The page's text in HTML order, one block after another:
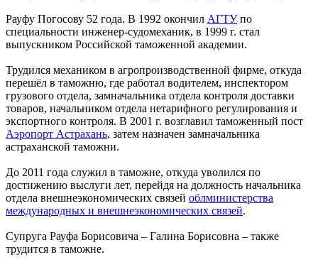
Рауфу Погосову 52 года. В 1992 окончил АГТУпо
специальности инженер-судомеханик, в 1999 г. стал
выпускником Российской таможенной академии.
Трудился механиком в агропроизводственной фирме, откуда
перешёл в таможню, где работал водителем, инспектором
грузового отдела, замначальника отдела контроля доставки
товаров, начальником отдела нетарифного регулирования и
экспортного контроля. В 2001 г. возглавил таможенный пост
Аэропорт Астрахань, затем назначен замначальника
астраханской таможни.
До 2011 года служил в таможне, откуда уволился по
достижению выслуги лет, перейдя на должность начальника
отдела внешнеэкономических связей облминистерства
международных и внешнеэкономических связей.
Супруга Рауфа Борисовича – Галина Борисовна – также
трудится в таможне.